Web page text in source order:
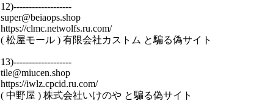
12)-------------------
super@beiaops.shop
https://clmc.netwolfs.ru.com/
( 松屋モール ) 有限会社カストム と騙る偽サイト
13)-------------------
tile@miucen.shop
https://iwlz.cpcid.ru.com/
( 中野屋 ) 株式会社いけのや と騙る偽サイト